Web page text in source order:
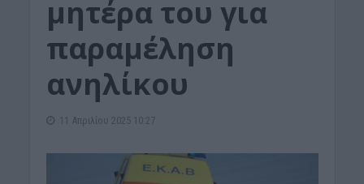
μητέρα του για
παραμέληση
ανηλίκου
11 Απριλίου 2025 10:27